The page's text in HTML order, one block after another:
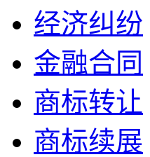
经济纠纷
金融合同
商标转让
商标续展